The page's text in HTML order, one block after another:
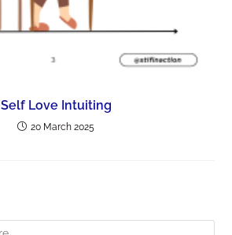
Self Love Intuiting
20 March 2025